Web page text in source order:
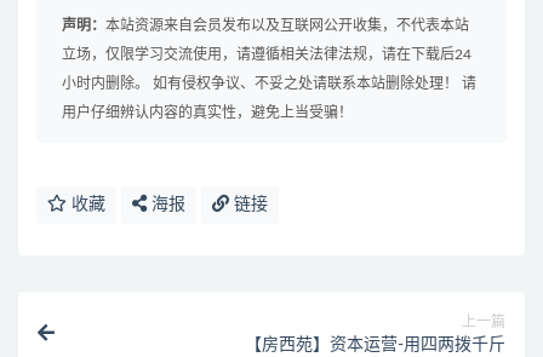
声明： 本站资源来自会员发布以及互联网公开收集，不代表本站
立场，仅限学习交流使用，请遵循相关法律法规，请在下载后24
小时内删除。 如有侵权争议、不妥之处请联系本站删除处理！ 请
用户仔细辨认内容的真实性，避免上当受骗！
收藏 海报 链接
上一篇
【房西苑】资本运营-用四两拨千斤